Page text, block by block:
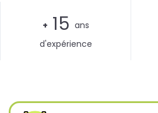
+ 15 ans
d'expérience